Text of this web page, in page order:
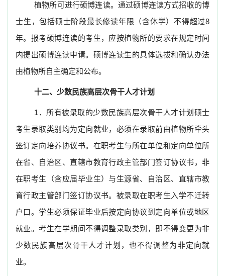
植物所可进行硕博连读。通过硕博连读方式招收的博
士生，包括硕士阶段最长修读年限（含休学）不得超过8
年。报考硕博连读的考生，应按植物所的要求在规定时间
内提出硕博连读申请。硕博连读生的具体选拔和确认办法
由植物所自主确定和公布。
十二、少数民族高层次骨干人才计划
1 ．所有被录取的少数民族高层次骨干人才计划硕士
考生录取类别均为定向就业，必须在录取前由植物所牵头
签订定向培养协议书。在职考生与所在单位和定向单位所
在省、自治区、直辖市教育行政主管部门签订协议书，非
在职考生（含应届毕业生）与生源省、自治区、直辖市教
育行政主管部门签订协议书。被录取在职考生入学不迁转
户口。学生必须保证毕业后按定向协议到定向单位或地区
就业。考生在学期间不得调整录取类别，即不得变更为非
少数民族高层次骨干人才计划，也不得调整为非定向就
业。